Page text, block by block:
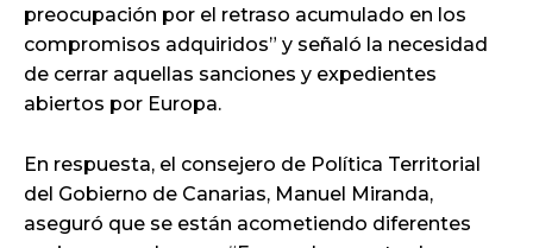
preocupación por el retraso acumulado en los
compromisos adquiridos” y señaló la necesidad
de cerrar aquellas sanciones y expedientes
abiertos por Europa.
En respuesta, el consejero de Política Territorial
del Gobierno de Canarias, Manuel Miranda,
aseguró que se están acometiendo diferentes